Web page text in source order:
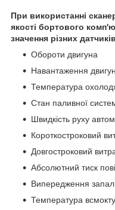
При використанні
якості бортового
значення різних
Обороти двигуна
Навантаження
Температура
Стан паливної
Швидкість руху
Короткостроковий
Довгостроковий
Абсолютний тиск
Випередження
Температура